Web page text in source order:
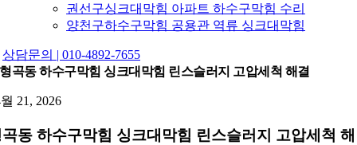
권선구싱크대막힘 아파트 하수구막힘 수리
양천구하수구막힘 공용관 역류 싱크대막힘
상담문의 | 010-4892-7655
형곡동 하수구막힘 싱크대막힘 린스슬러지 고압세척 해결
21, 2026
동 하수구막힘 싱크대막힘 린스슬러지 고압세척 해